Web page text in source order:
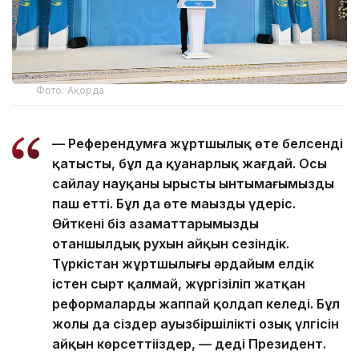
Фото: Ақорда
— Референдумға жұртшылық өте белсенді
қатысты, бұл да қуанарлық жағдай. Осы
сайлау науқаны ырысты ынтымағымызды
паш етті. Бұл да өте маңызды үдеріс.
Өйткені біз азаматтарымыздың
отаншылдық рухын айқын сезіндік.
Түркістан жұртшылығы әрдайым елдік
істен сырт қалмай, жүргізіліп жатқан
реформаларды жаппай қолдап келеді. Бұл
жолы да сіздер ауызбіршіліктің озық үлгісін
айқын көрсеттіңіздер, — деді Президент.